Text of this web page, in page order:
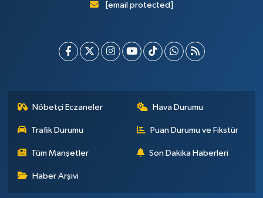
[email protected]
Nöbetçi Eczaneler Hava Durumu
Trafik Durumu Puan Durumu ve Fikstür
Tüm Manşetler Son Dakika Haberleri
Haber Arşivi